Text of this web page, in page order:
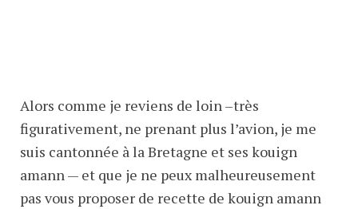
Alors comme je reviens de loin –très
figurativement, ne prenant plus l’avion, je me
suis cantonnée à la Bretagne et ses kouign
amann — et que je ne peux malheureusement
pas vous proposer de recette de kouign amann